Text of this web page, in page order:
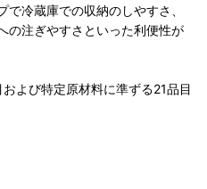
冷蔵庫での収納のしやすさ、
の注ぎやすさといった利便性が
よび特定原材料に準ずる21品目